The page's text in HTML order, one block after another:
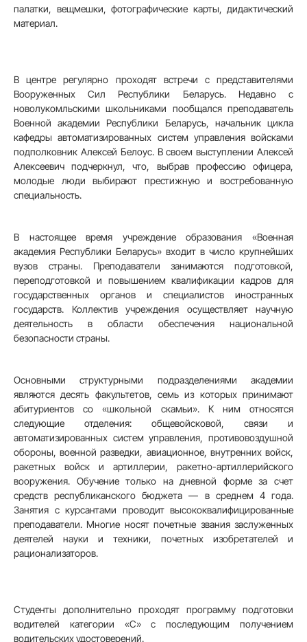
палатки, вещмешки, фотографические карты, дидактический
материал.
В центре регулярно проходят встречи с представителями
Вооруженных Сил Республики Беларусь. Недавно с
новолукомльскими школьниками пообщался преподаватель
Военной академии Республики Беларусь, начальник цикла
кафедры автоматизированных систем управления войсками
подполковник Алексей Белоус. В своем выступлении Алексей
Алексеевич подчеркнул, что, выбрав профессию офицера,
молодые люди выбирают престижную и востребованную
специальность.
В настоящее время учреждение образования «Военная
академия Республики Беларусь» входит в число крупнейших
вузов страны. Преподаватели занимаются подготовкой,
переподготовкой и повышением квалификации кадров для
государственных органов и специалистов иностранных
государств. Коллектив учреждения осуществляет научную
деятельность в области обеспечения национальной
безопасности страны.
Основными структурными подразделениями академии
являются десять факультетов, семь из которых принимают
абитуриентов со «школьной скамьи». К ним относятся
следующие отделения: общевойсковой, связи и
автоматизированных систем управления, противовоздушной
обороны, военной разведки, авиационное, внутренних войск,
ракетных войск и артиллерии, ракетно-артиллерийского
вооружения. Обучение только на дневной форме за счет
средств республиканского бюджета — в среднем 4 года.
Занятия с курсантами проводит высококвалифицированные
преподаватели. Многие носят почетные звания заслуженных
деятелей науки и техники, почетных изобретателей и
рационализаторов.
Студенты дополнительно проходят программу подготовки
водителей категории «С» с последующим получением
водительских удостоверений.